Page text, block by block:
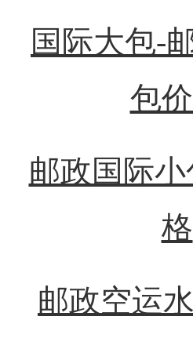
国际大包-
包
邮政国际
格
邮政空运